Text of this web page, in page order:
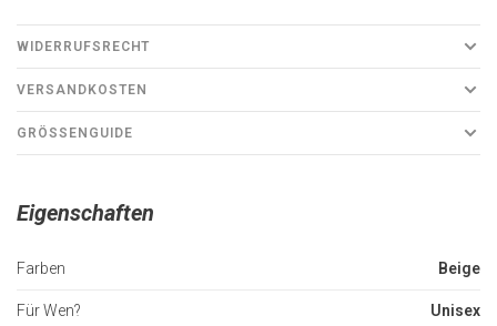
WIDERRUFSRECHT
VERSANDKOSTEN
GRÖSSENGUIDE
Eigenschaften
Farben Beige
Für Wen? Unisex